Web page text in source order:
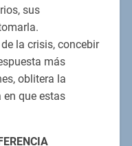
sus
la crisis, concebir
más
oblitera la
que estas